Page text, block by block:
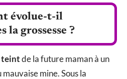
évolue-t-il
la grossesse ?
teintde la future maman à un
mine. Sous la